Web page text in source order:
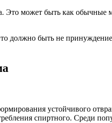
Это может быть как
быть не
устойчивого
спиртного. Среди